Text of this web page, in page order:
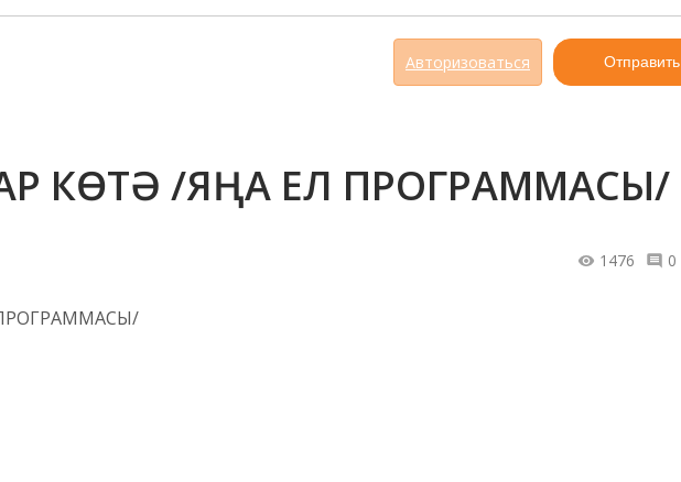
Авторизоваться Отправить
КӨТӘ /ЯҢА ЕЛ ПРОГРАММАСЫ/
1476 0